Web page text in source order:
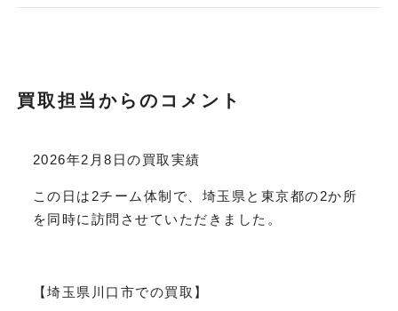
買取担当からのコメント
2026年2月8日の買取実績
この日は2チーム体制で、埼玉県と東京都の2か所
を同時に訪問させていただきました。
【埼玉県川口市での買取】